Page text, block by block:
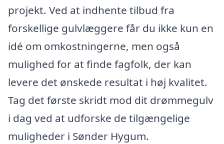
projekt. Ved at indhente tilbud fra
forskellige gulvlæggere får du ikke kun en
idé om omkostningerne, men også
mulighed for at finde fagfolk, der kan
levere det ønskede resultat i høj kvalitet.
Tag det første skridt mod dit drømmegulv
i dag ved at udforske de tilgængelige
muligheder i Sønder Hygum.